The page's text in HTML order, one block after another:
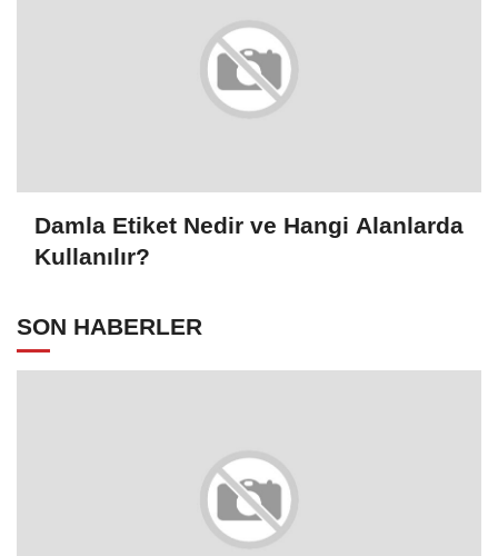
Damla Etiket Nedir ve Hangi Alanlarda
Kullanılır?
SON HABERLER